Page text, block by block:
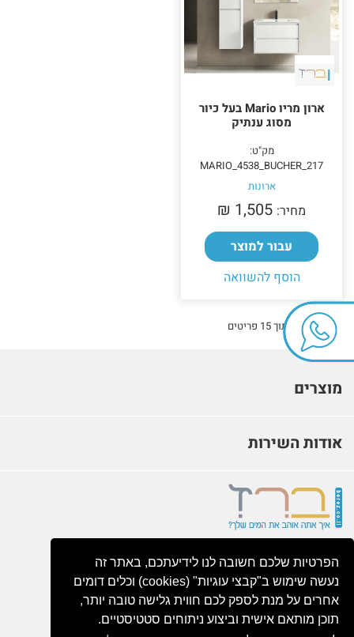
הפרטיות שלכם חשובה לנו לידיעתכם, באתר זה
נעשה שימוש ב"קבצי עוגיות" (cookies) וכלים דומים
אחרים על מנת לספק לכם חווית גלישה טובה יותר,
תוכן מותאם אישית וביצוע ניתוחים סטטיסטיים.
ארון מריו Mario בעל כיור
מסוג ענתיק
מק"ט:
MARIO_4538_BUCHER_217
ארונות
מחיר: 1,505 ₪‎
עבור למוצר
הוסף להשוואה
מציג 1 - 15 מתוך 15 פריטים
מוצרים
אודות השירות
‫‫פרטי‬ התקשרות‬
שדרות העצמאות 51, בת ים
03-628-2662
053-566-2773